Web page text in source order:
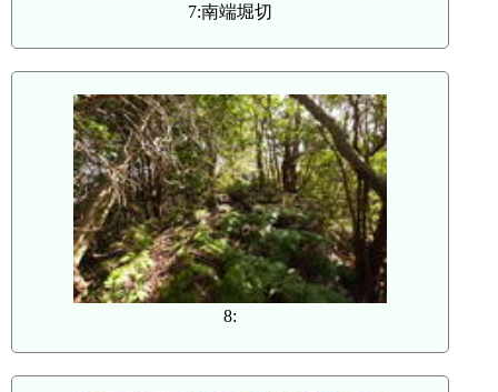
7:南端堀切
8: